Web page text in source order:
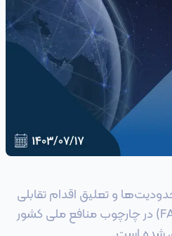
و تعلیق اقدام تقابلی
گروه اقدام ویژه مالی (FATF) در چارچوب منافع ملی کشور